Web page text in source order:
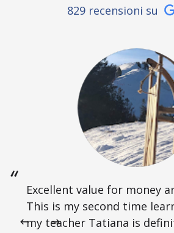
829 recensioni su
Excellent value for money
This is my second time
my teacher Tatiana is